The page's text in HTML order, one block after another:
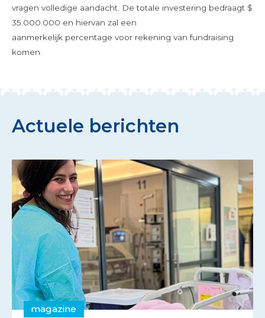
vragen volledige aandacht. De totale investering bedraagt $
35.000.000 en hiervan zal een
aanmerkelijk percentage voor rekening van fundraising
komen.
Actuele berichten
magazine